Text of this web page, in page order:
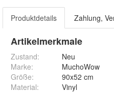
Produktdetails Zahlung,
Artikelmerkmale
Zustand:
Neu
Marke:
MuchoWow
Größe:
90x52 cm
Material: Vinyl